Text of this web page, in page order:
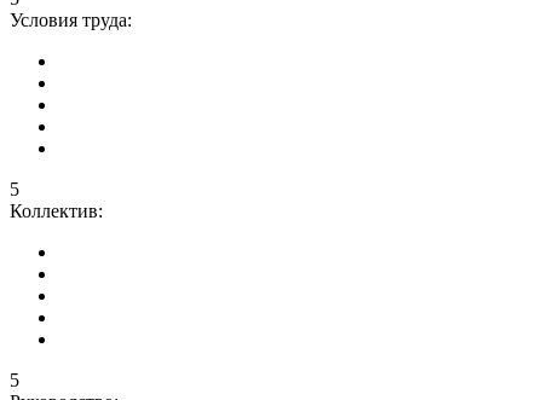
Условия труда:
5
Коллектив:
5